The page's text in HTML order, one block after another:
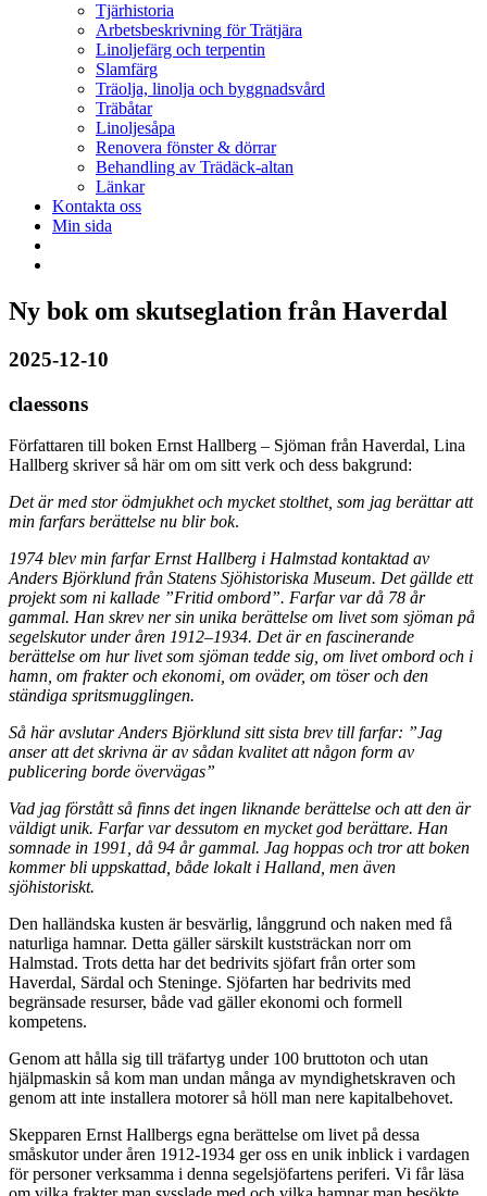
Tjärhistoria
Arbetsbeskrivning för Trätjära
Linoljefärg och terpentin
Slamfärg
Träolja, linolja och byggnadsvård
Träbåtar
Linoljesåpa
Renovera fönster & dörrar
Behandling av Trädäck-altan
Länkar
Kontakta oss
Min sida
Ny bok om skutseglation från Haverdal
2025-12-10
claessons
Författaren till boken Ernst Hallberg – Sjöman från Haverdal, Lina
Hallberg skriver så här om om sitt verk och dess bakgrund:
Det är med stor ödmjukhet och mycket stolthet, som jag berättar att
min farfars berättelse nu blir bok.
1974 blev min farfar Ernst Hallberg i Halmstad kontaktad av
Anders Björklund från Statens Sjöhistoriska Museum. Det gällde ett
projekt som ni kallade ”Fritid ombord”. Farfar var då 78 år
gammal. Han skrev ner sin unika berättelse om livet som sjöman på
segelskutor under åren 1912–1934. Det är en fascinerande
berättelse om hur livet som sjöman tedde sig, om livet ombord och i
hamn, om frakter och ekonomi, om oväder, om töser och den
ständiga spritsmugglingen.
Så här avslutar Anders Björklund sitt sista brev till farfar: ”Jag
anser att det skrivna är av sådan kvalitet att någon form av
publicering borde övervägas”
Vad jag förstått så finns det ingen liknande berättelse och att den är
väldigt unik. Farfar var dessutom en mycket god berättare. Han
somnade in 1991, då 94 år gammal. Jag hoppas och tror att boken
kommer bli uppskattad, både lokalt i Halland, men även
sjöhistoriskt.
Den halländska kusten är besvärlig, långgrund och naken med få
naturliga hamnar. Detta gäller särskilt kuststräckan norr om
Halmstad. Trots detta har det bedrivits sjöfart från orter som
Haverdal, Särdal och Steninge. Sjöfarten har bedrivits med
begränsade resurser, både vad gäller ekonomi och formell
kompetens.
Genom att hålla sig till träfartyg under 100 bruttoton och utan
hjälpmaskin så kom man undan många av myndighetskraven och
genom att inte installera motorer så höll man nere kapitalbehovet.
Skepparen Ernst Hallbergs egna berättelse om livet på dessa
småskutor under åren 1912-1934 ger oss en unik inblick i vardagen
för personer verksamma i denna segelsjöfartens periferi. Vi får läsa